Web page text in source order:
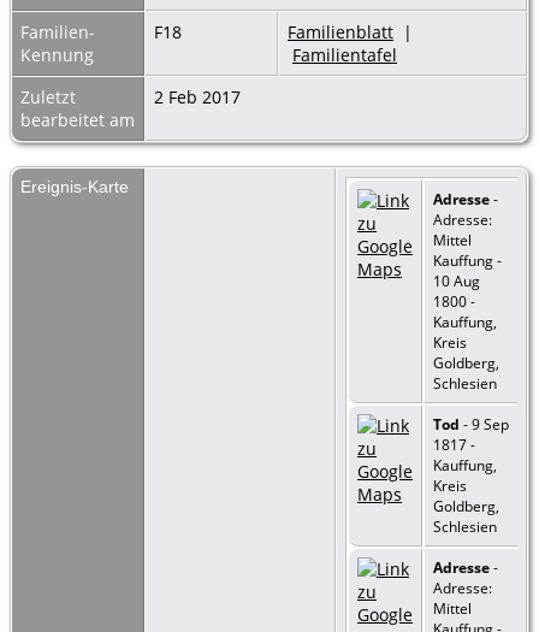
Familien-
Kennung
F18 Familienblatt |
Familientafel
Zuletzt
bearbeitet am
2 Feb 2017
Ereignis-Karte
Adresse-
Adresse:
Mittel
Kauffung -
10 Aug
1800 -
Kauffung,
Kreis
Goldberg,
Schlesien
Tod - 9 Sep
1817 -
Kauffung,
Kreis
Goldberg,
Schlesien
Adresse-
Adresse:
Mittel